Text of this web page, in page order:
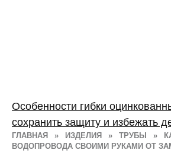
ГЛАВНАЯ » ИЗДЕЛИЯ » ТРУБЫ »
ВОДОПРОВОДА СВОИМИ РУКАМИ ОТ
Особенности гибки
сохранить защиту и избежать